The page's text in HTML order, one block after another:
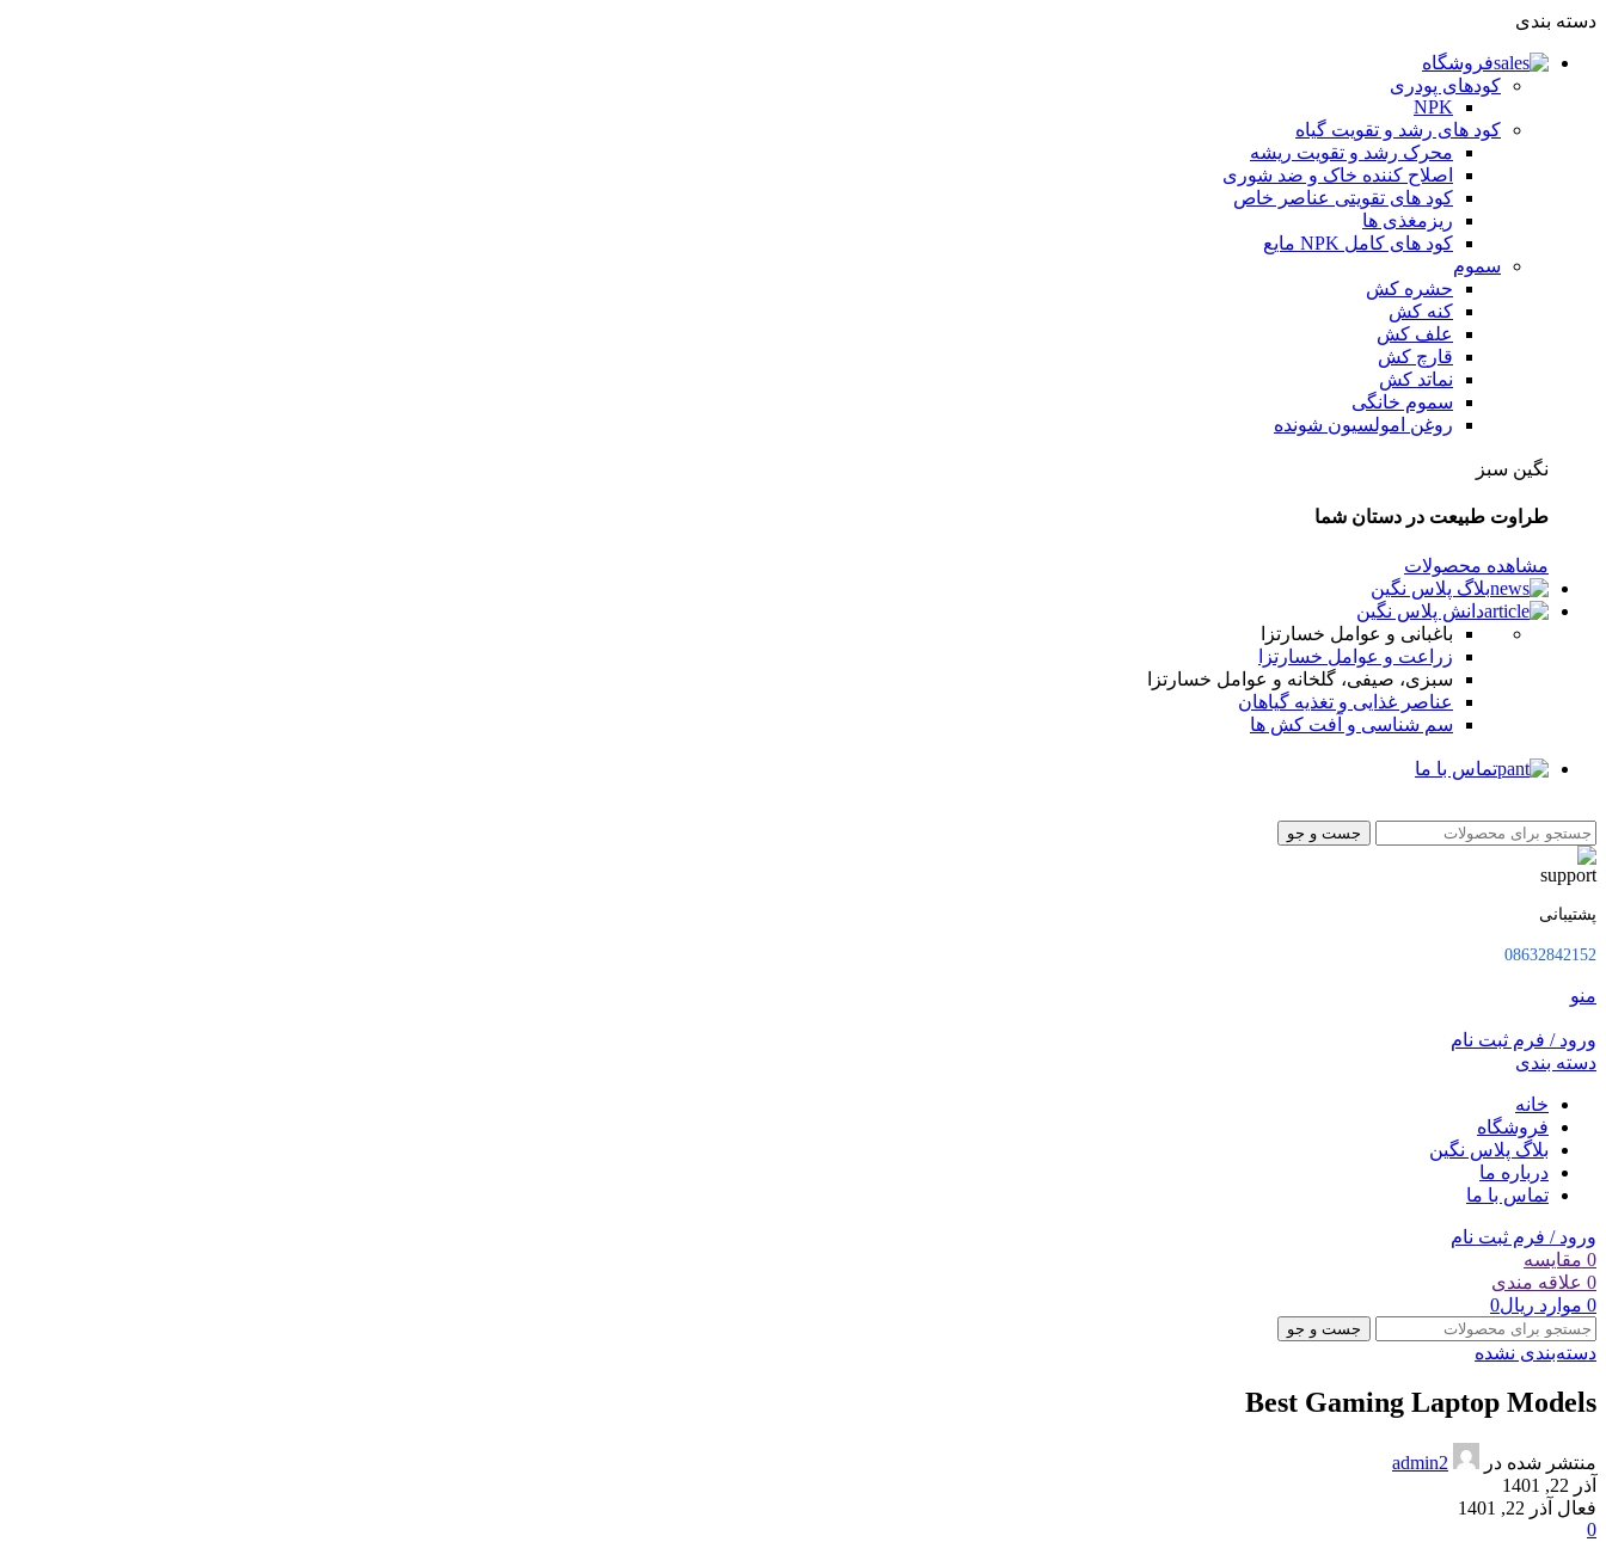
دسته بندی
فروشگاه
کودهای پودری
NPK
کود های رشد و تقویت گیاه
محرک رشد و تقویت ریشه
اصلاح کننده خاک و ضد شوری
کود های تقویتی عناصر خاص
ریزمغذی ها
کود های کامل NPK مایع
سموم
حشره کش
کنه کش
علف کش
قارچ کش
نماتد کش
سموم خانگی
روغن امولسیون شونده
نگین سبز
طراوت طبیعت در دستان شما
مشاهده محصولات
بلاگ پلاس نگین
دانش پلاس نگین
باغبانی و عوامل خسارتزا
زراعت و عوامل خسارتزا
سبزی، صیفی، گلخانه و عوامل خسارتزا
عناصر غذایی و تغذیه گیاهان
سم شناسی و آفت کش ها
تماس با ما
جست و جو
پشتیبانی
08632842152
منو
ورود / فرم ثبت نام
دسته بندی
خانه
فروشگاه
بلاگ پلاس نگین
درباره ما
تماس با ما
ورود / فرم ثبت نام
0 مقایسه
0 علاقه مندی
0 موارد ریال0
جست و جو
دسته‌بندی نشده
Best Gaming Laptop Models
منتشر شده در
admin2
آذر 22, 1401
فعال آذر 22, 1401
0